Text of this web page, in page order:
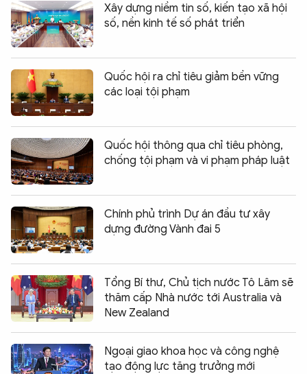
Xây dựng niềm tin số, kiến tạo xã hội
số, nền kinh tế số phát triển
Quốc hội ra chỉ tiêu giảm bền vững
các loại tội phạm
Quốc hội thông qua chỉ tiêu phòng,
chống tội phạm và vi phạm pháp luật
Chính phủ trình Dự án đầu tư xây
dựng đường Vành đai 5
Tổng Bí thư, Chủ tịch nước Tô Lâm sẽ
thăm cấp Nhà nước tới Australia và
New Zealand
Ngoại giao khoa học và công nghệ
tạo động lực tăng trưởng mới